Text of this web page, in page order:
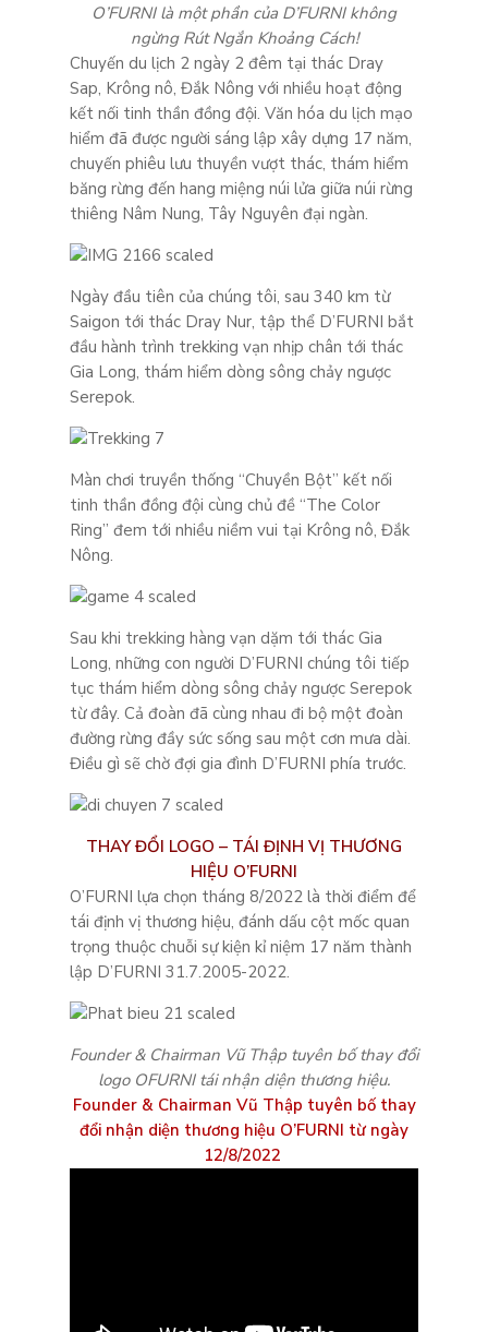
O’FURNI là một phần của D’FURNI không
ngừng Rút Ngắn Khoảng Cách!
Chuyến du lịch 2 ngày 2 đêm tại thác Dray
Sap, Krông nô, Đắk Nông với nhiều hoạt động
kết nối tinh thần đồng đội. Văn hóa du lịch mạo
hiểm đã được người sáng lập xây dựng 17 năm,
chuyến phiêu lưu thuyền vượt thác, thám hiểm
băng rừng đến hang miệng núi lửa giữa núi rừng
thiêng Nâm Nung, Tây Nguyên đại ngàn.
Ngày đầu tiên của chúng tôi, sau 340 km từ
Saigon tới thác Dray Nur, tập thể D’FURNI bắt
đầu hành trình trekking vạn nhịp chân tới thác
Gia Long, thám hiểm dòng sông chảy ngược
Serepok.
Màn chơi truyền thống “Chuyền Bột” kết nối
tinh thần đồng đội cùng chủ đề “The Color
Ring” đem tới nhiều niềm vui tại Krông nô, Đắk
Nông.
Sau khi trekking hàng vạn dặm tới thác Gia
Long, những con người D’FURNI chúng tôi tiếp
tục thám hiểm dòng sông chảy ngược Serepok
từ đây. Cả đoàn đã cùng nhau đi bộ một đoàn
đường rừng đầy sức sống sau một cơn mưa dài.
Điều gì sẽ chờ đợi gia đình D’FURNI phía trước.
THAY ĐỔI LOGO – TÁI ĐỊNH VỊ THƯƠNG
HIỆU O’FURNI
O’FURNI lựa chọn tháng 8/2022 là thời điểm để
tái định vị thương hiệu, đánh dấu cột mốc quan
trọng thuộc chuỗi sự kiện kỉ niệm 17 năm thành
lập D’FURNI 31.7.2005-2022.
Founder & Chairman Vũ Thập tuyên bố thay đổi
logo OFURNI tái nhận diện thương hiệu.
Founder & Chairman Vũ Thập tuyên bố thay
đổi nhận diện thương hiệu O’FURNI từ ngày
12/8/2022